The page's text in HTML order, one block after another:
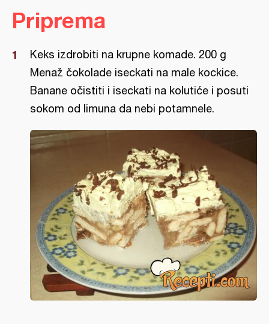
Priprema
Keks izdrobiti na krupne komade. 200 g
Menaž čokolade iseckati na male kockice.
Banane očistiti i iseckati na kolutiće i posuti
sokom od limuna da nebi potamnele.